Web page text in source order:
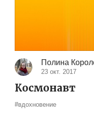
Полина
23 окт. 2017
Космонавт
#вдохновение